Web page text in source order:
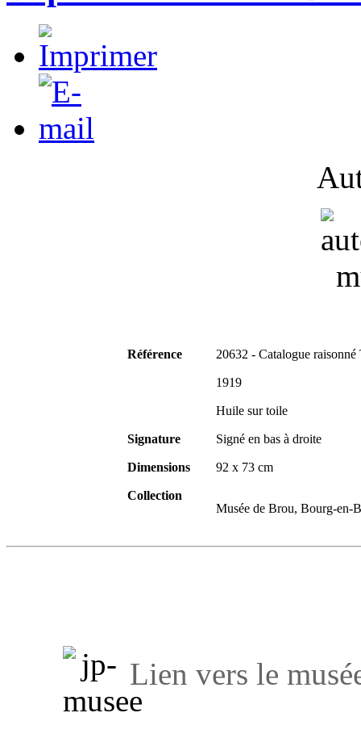
Référence 20632 - Catalogue raisonné
1919
Huile sur toile
Signature Signé en bas à droite
Dimensions 92 x 73 cm
Collection
Musée de Brou, Bourg-en-
Lien vers le